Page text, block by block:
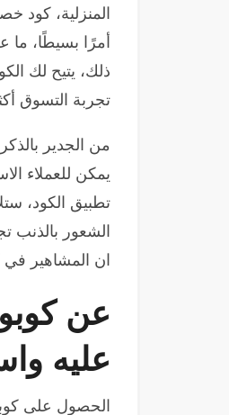
أمرًا بسيطًا، ما
ذلك، يتيح لك
تجربة التسوق
يمكن للعملاء
تطبيق الكود،
ان المشاهير
عليه